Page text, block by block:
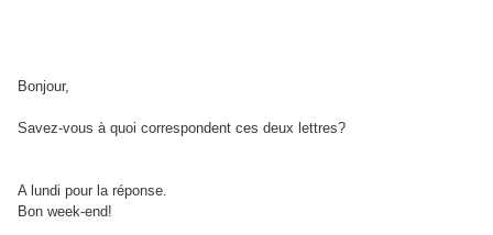
Bonjour,
Savez-vous à quoi correspondent ces deux lettres?
A lundi pour la réponse.
Bon week-end!